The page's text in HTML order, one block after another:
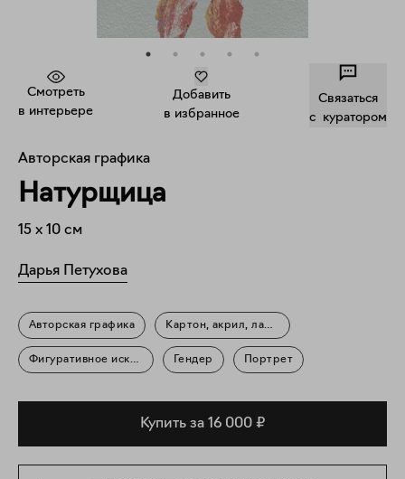
Смотреть
в интерьере
Добавить
в избранное
Связаться
c куратором
Авторская графика
Натурщица
15 x 10 см
Дарья Петухова
Авторская графика Картон, акрил, лак, линер
Фигуративное искусство Гендер Портрет
Купить за 16 000 ₽